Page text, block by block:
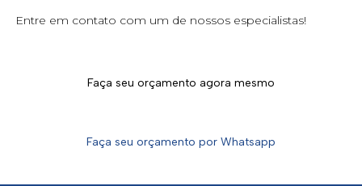
Entre em contato com um de nossos especialistas!
Faça seu orçamento agora mesmo
Faça seu orçamento por Whatsapp